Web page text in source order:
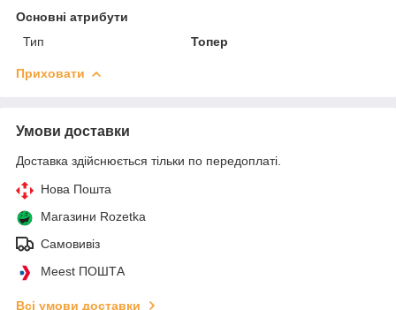
Основні атрибути
Тип
Топер
Приховати
Умови доставки
Доставка здійснюється тільки по передоплаті.
Нова Пошта
Магазини Rozetka
Самовивіз
Meest ПОШТА
Всі умови доставки